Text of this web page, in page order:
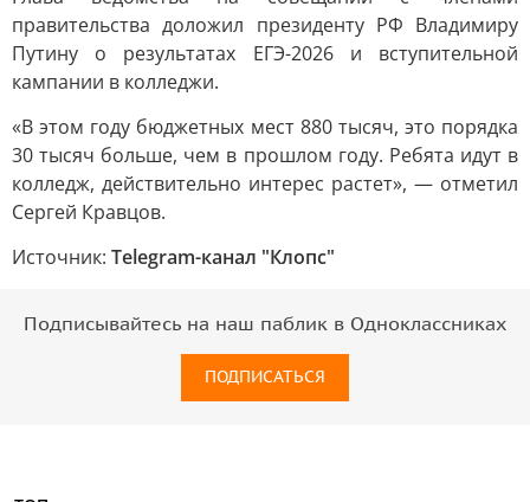
правительства доложил президенту РФ Владимиру
Путину о результатах ЕГЭ-2026 и вступительной
кампании в колледжи.
«В этом году бюджетных мест 880 тысяч, это порядка
30 тысяч больше, чем в прошлом году. Ребята идут в
колледж, действительно интерес растет», — отметил
Сергей Кравцов.
Источник: Telegram-канал "Клопс"
Подписывайтесь на наш паблик в Одноклассниках
ПОДПИСАТЬСЯ